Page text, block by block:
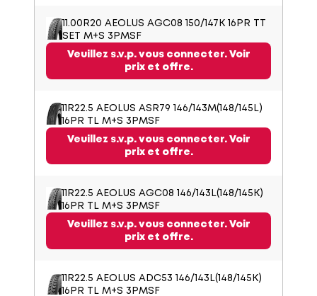
11.00R20 AEOLUS AGC08 150/147K 16PR TT
SET M+S 3PMSF
Veuillez s.v.p. vous connecter. Voir
prix et offre.
11R22.5 AEOLUS ASR79 146/143M(148/145L)
16PR TL M+S 3PMSF
Veuillez s.v.p. vous connecter. Voir
prix et offre.
11R22.5 AEOLUS AGC08 146/143L(148/145K)
16PR TL M+S 3PMSF
Veuillez s.v.p. vous connecter. Voir
prix et offre.
11R22.5 AEOLUS ADC53 146/143L(148/145K)
16PR TL M+S 3PMSF